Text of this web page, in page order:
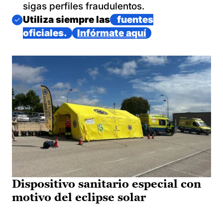
sigas perfiles fraudulentos.
Imagen
Utiliza siempre las
fuentes
oficiales.
Infórmate aquí
Dispositivo sanitario especial con
motivo del eclipse solar